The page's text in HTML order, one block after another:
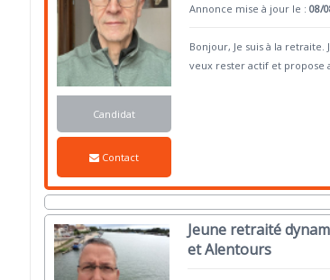
Candidat
Contact
Annonce mise à jour le :08/
Bonjour, Je suis à la
veux rester actif et propose
Jeune retraité
et Alentours